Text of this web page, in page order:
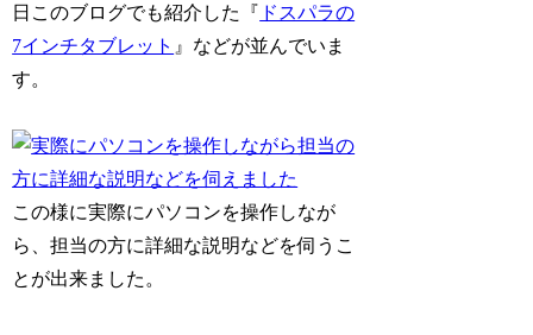
日このブログでも紹介した『 ドスパラの
7インチタブレット 』などが並んでいま
す。
この様に実際にパソコンを操作しなが
ら、担当の方に詳細な説明などを伺うこ
とが出来ました。